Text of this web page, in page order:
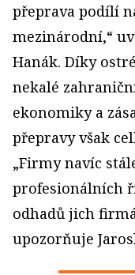
přeprava podílí
mezinárodní,“
Hanák. Díky
nekalé
ekonomiky a
přepravy však
„Firmy navíc
profesionálních
odhadů jich
upozorňuje